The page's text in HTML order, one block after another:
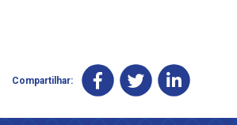
Compartilhar: